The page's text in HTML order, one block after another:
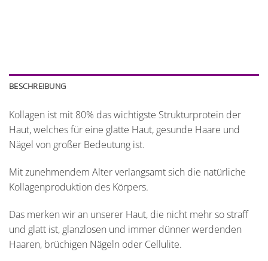
BESCHREIBUNG
Kollagen ist mit 80% das wichtigste Strukturprotein der
Haut, welches für eine glatte Haut, gesunde Haare und
Nägel von großer Bedeutung ist.
Mit zunehmendem Alter verlangsamt sich die natürliche
Kollagenproduktion des Körpers.
Das merken wir an unserer Haut, die nicht mehr so straff
und glatt ist, glanzlosen und immer dünner werdenden
Haaren, brüchigen Nägeln oder Cellulite.